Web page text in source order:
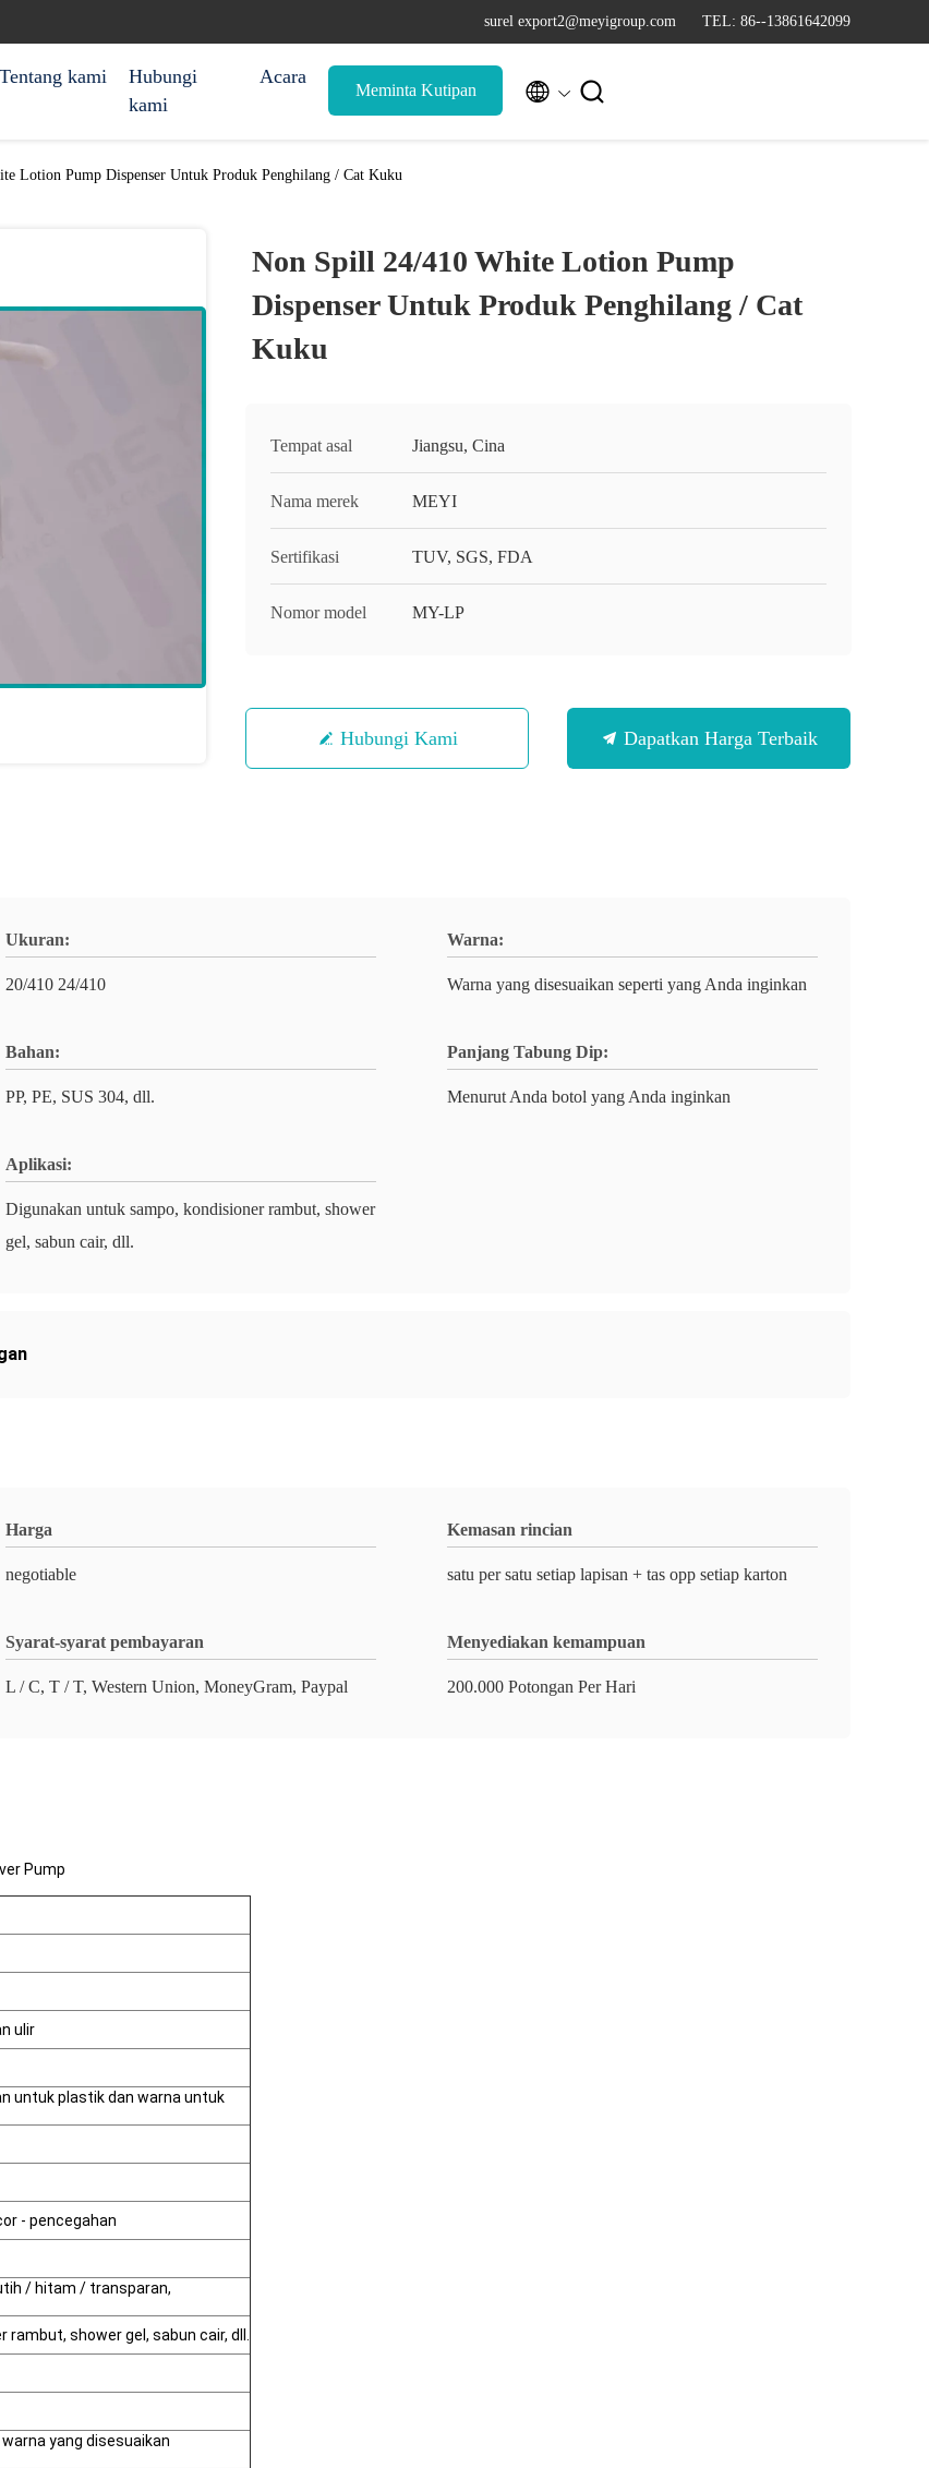
surel export2@meyigroup.com TEL: 86--13861642099
Tentang kami
Hubungi
kami
Acara
Meminta Kutipan  
Lotion Pump Dispenser Untuk Produk Penghilang / Cat Kuku
Non Spill 24/410 White Lotion Pump
Dispenser Untuk Produk Penghilang / Cat
Kuku
Tempat asal Jiangsu, Cina
Nama merek MEYI
Sertifikasi TUV, SGS, FDA
Nomor model MY-LP
Hubungi Kami Dapatkan Harga Terbaik
Ukuran:
20/410 24/410
Warna:
Warna yang disesuaikan seperti yang Anda inginkan
Bahan:
PP, PE, SUS 304, dll.
Panjang Tabung Dip:
Menurut Anda botol yang Anda inginkan
Aplikasi:
Digunakan untuk sampo, kondisioner rambut, shower
gel, sabun cair, dll.
Harga
negotiable
Kemasan rincian
satu per satu setiap lapisan + tas opp setiap karton
Syarat-syarat pembayaran
L / C, T / T, Western Union, MoneyGram, Paypal
Menyediakan kemampuan
200.000 Potongan Per Hari
Pump
ulir
untuk plastik dan warna untuk
- pencegahan
/ hitam / transparan,
shower gel, sabun cair, dll.
yang disesuaikan